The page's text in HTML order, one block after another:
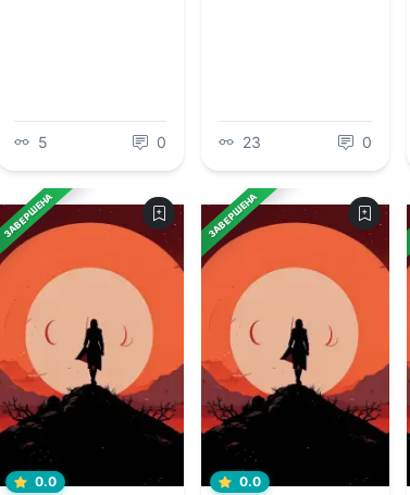
5 0 23 0
ЗАВЕРШЕНА
0.0
ЗАВЕРШЕНА
0.0